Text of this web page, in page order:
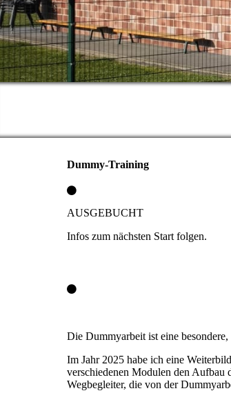
Dummy-Training
AUSGEBUCHT
Infos zum nächsten Start folgen.
Die Dummyarbeit ist eine
Im Jahr 2025 habe ich eine
verschiedenen Modulen den
Wegbegleiter, die von der